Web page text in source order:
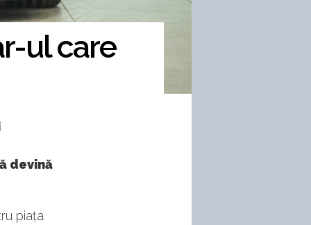
ul care
devină
piața